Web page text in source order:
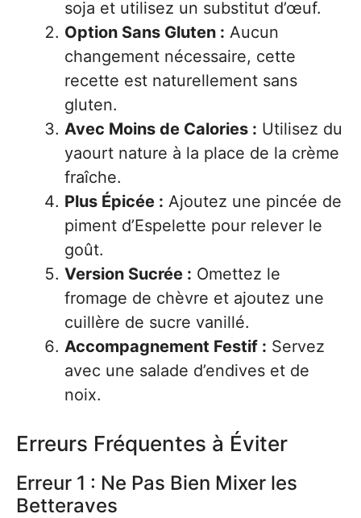
soja et utilisez un substitut d’œuf.
Option Sans Gluten : Aucun
changement nécessaire, cette
recette est naturellement sans
gluten.
Avec Moins de Calories : Utilisez du
yaourt nature à la place de la crème
fraîche.
Plus Épicée : Ajoutez une pincée de
piment d’Espelette pour relever le
goût.
Version Sucrée : Omettez le
fromage de chèvre et ajoutez une
cuillère de sucre vanillé.
Accompagnement Festif : Servez
avec une salade d’endives et de
noix.
Erreurs Fréquentes à Éviter
Erreur 1 : Ne Pas Bien Mixer les
Betteraves